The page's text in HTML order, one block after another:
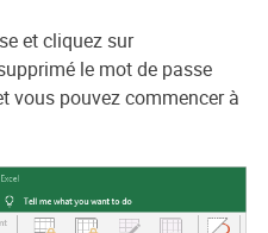
et cliquez sur
le mot de passe
vous pouvez commencer à